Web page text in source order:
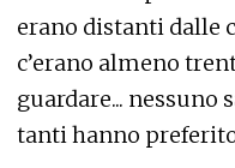
erano distanti dalle
c’erano almeno
guardare... nessuno
tanti hanno